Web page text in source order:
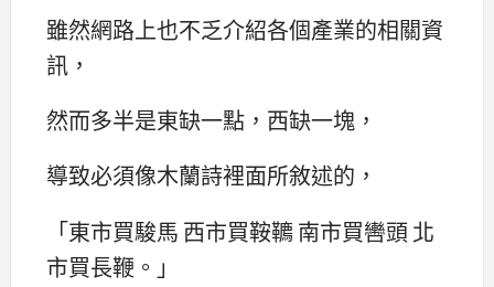
雖然網路上也不乏介紹各個產業的相關資
訊，
然而多半是東缺一點，西缺一塊，
導致必須像木蘭詩裡面所敘述的，
「東市買駿馬 西市買鞍韀 南市買轡頭 北
市買長鞭。」